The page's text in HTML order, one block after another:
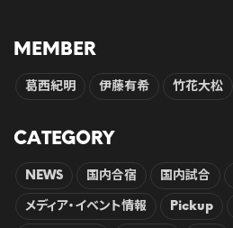
MEMBER
葛西紀明 伊藤有希 竹花大松
CATEGORY
NEWS 国内合宿 国内試合
メディア・イベント情報 Pickup